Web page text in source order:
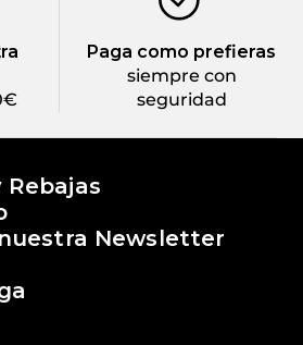
Paga como prefieras
siempre con
seguridad
Beauty
Newsletter